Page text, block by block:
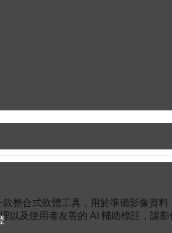
整合式軟體工具，用於準備影像資
以及使用者友善的 AI 輔助標註，讓